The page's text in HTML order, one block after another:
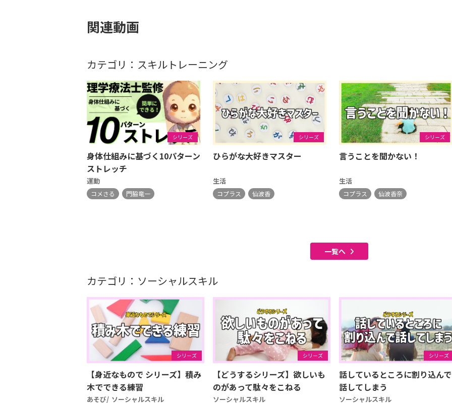
関連動画
カテゴリ：スキルトレーニング
シリーズ
身体仕組みに基づく10パターン
ストレッチ
運動
コメさる 門脇竜一
シリーズ
ひらがな大好きマスター
生活
コプラス 仙波香
シリーズ
言うことを聞かない！
生活
コプラス 仙波香奈
一覧へ
カテゴリ：ソーシャルスキル
シリーズ
【身近なもので シリーズ】積み
木でできる練習
あそび
ソーシャルスキル
シリーズ
【どうするシリーズ】欲しいも
のがあって駄々をこねる
ソーシャルスキル
シリーズ
話しているところに割り込んで
話してしまう
ソーシャルスキル